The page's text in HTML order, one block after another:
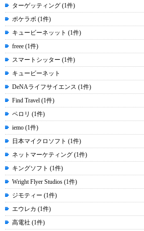
ターゲッティング (1件)
ポケラボ (1件)
キュービーネッット (1件)
freee (1件)
スマートシッター (1件)
キュービーネット
DeNAライフサイエンス (1件)
Find Travel (1件)
ペロリ (1件)
iemo (1件)
日本マイクロソフト (1件)
ネットマーケティング (1件)
キングソフト (1件)
Wright Flyer Studios (1件)
ジモティー (1件)
エウレカ (1件)
高電社 (1件)